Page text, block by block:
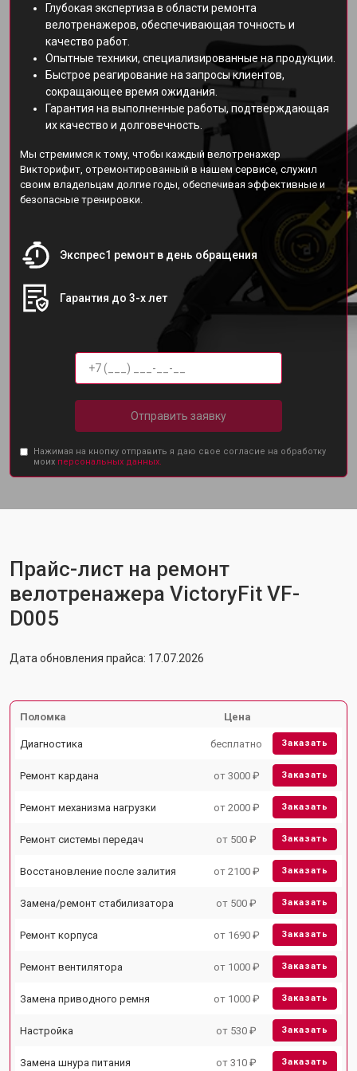
Глубокая экспертиза в области ремонта
велотренажеров, обеспечивающая точность и
качество работ.
Опытные техники, специализированные на продукции.
Быстрое реагирование на запросы клиентов,
сокращающее время ожидания.
Гарантия на выполненные работы, подтверждающая
их качество и долговечность.
Мы стремимся к тому, чтобы каждый велотренажер
Викторифит, отремонтированный в нашем сервисе, служил
своим владельцам долгие годы, обеспечивая эффективные и
безопасные тренировки.
Экспрес1 ремонт в день обращения
Гарантия до 3-х лет
Отправить заявку
Нажимая на кнопку отправить я даю свое согласие на обработку
моих персональных данных.
Прайс-лист на ремонт
велотренажера VictoryFit VF-
D005
Дата обновления прайса: 17.07.2026
Поломка Цена
Диагностика бесплатно Заказать
Ремонт кардана от 3000 ₽ Заказать
Ремонт механизма нагрузки от 2000 ₽ Заказать
Ремонт системы передач от 500 ₽ Заказать
Восстановление после залития от 2100 ₽ Заказать
Замена/ремонт стабилизатора от 500 ₽ Заказать
Ремонт корпуса от 1690 ₽ Заказать
Ремонт вентилятора от 1000 ₽ Заказать
Замена приводного ремня от 1000 ₽ Заказать
Настройка от 530 ₽ Заказать
Замена шнура питания от 310 ₽ Заказать